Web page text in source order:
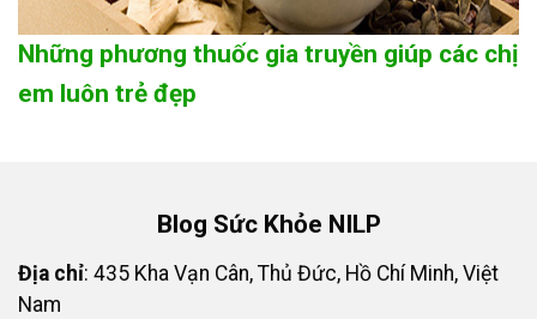
Những phương thuốc gia truyền giúp các chị
em luôn trẻ đẹp
Blog Sức Khỏe NILP
Địa chỉ: 435 Kha Vạn Cân, Thủ Đức, Hồ Chí Minh, Việt
Nam